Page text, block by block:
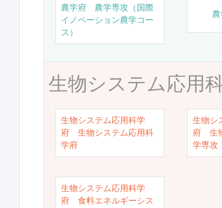
農学府 農学専攻（国際
イノベーション農学コー
ス）
生物システム応用
生物システム応用科学
府 生物システム応用科
学府
生物シ
府 生
学専攻
生物システム応用科学
府 食料エネルギーシス